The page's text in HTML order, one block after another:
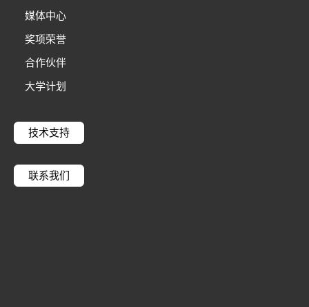
媒体中心
奖项荣誉
合作伙伴
大学计划
技术支持
联系我们